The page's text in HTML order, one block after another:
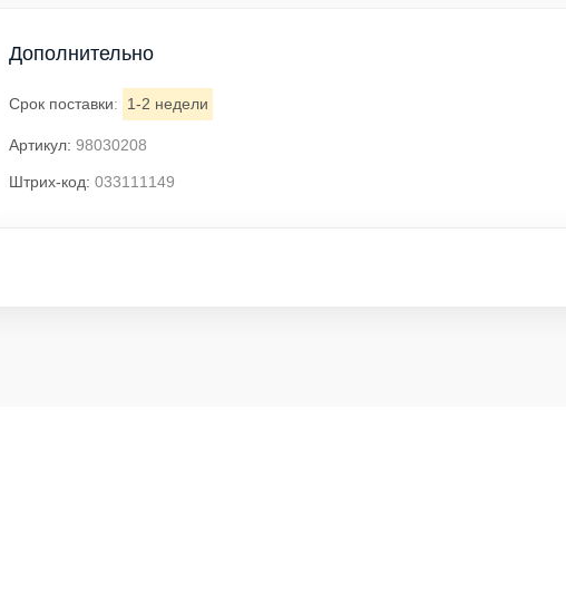
Дополнительно
Срок поставки: 1-2 недели
Артикул: 98030208
Штрих-код: 033111149